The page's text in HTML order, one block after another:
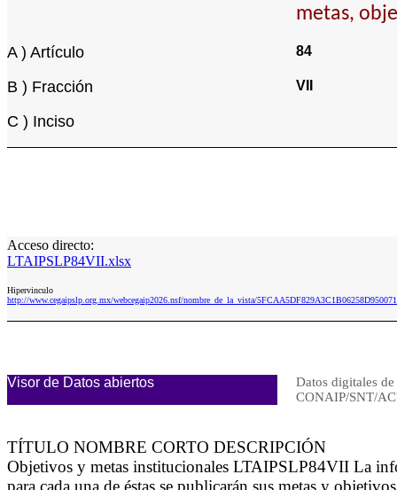
metas,
A ) Artículo 84
B ) Fracción VII
C ) Inciso
Acceso directo:
LTAIPSLP84VII.xlsx
Hipervinculo
http://www.cegaipslp.org.mx/webcegaip2026.nsf/nombre_de_la_vista/
Visor de Datos abiertos
Datos digitales
CONAIP/SNT/
TÍTULO NOMBRE CORTO DESCRIPCIÓN
Objetivos y metas institucionales LTAIPSLP84VII La
para cada una de éstas se publicarán sus metas y